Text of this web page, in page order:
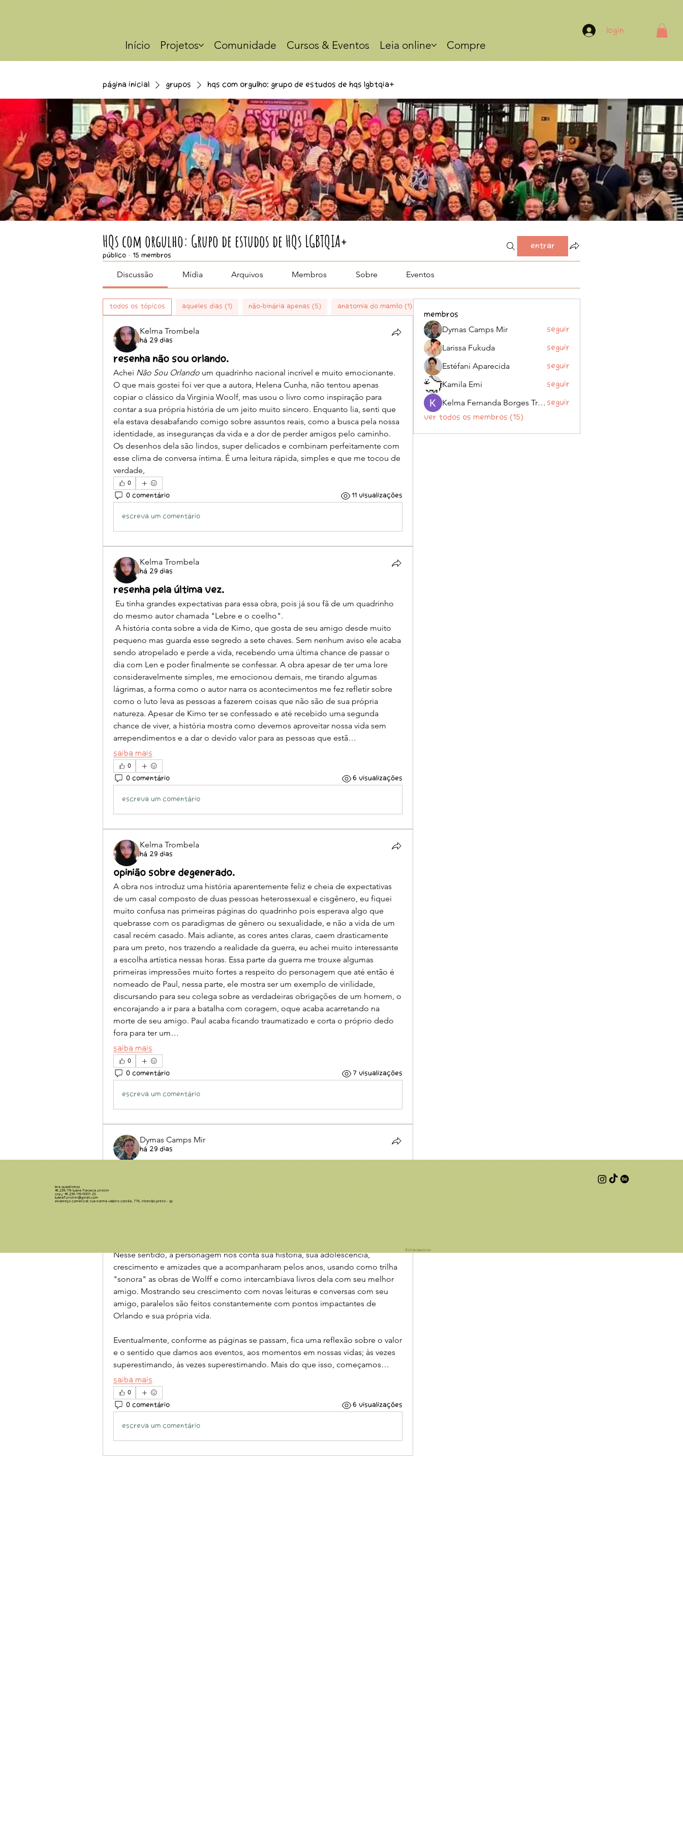
Início Projetos Comunidade Cursos & Eventos Leia online Compre
Login
Página Inicial Grupos HQs com orgulho: Grupo de estudos de HQs LGBTQIA+
HQs com orgulho: Grupo de estudos de HQs LGBTQIA+
Público · 15 membros
Entrar
Discussão Mídia Arquivos Membros Sobre Eventos
Todos os tópicos Aqueles Dias (1) Não-binária apenas (5) Anatomia do Mamilo (1)
Kelma Trombela
há 29 dias
Resenha Não sou Orlando.
Achei Não Sou Orlando um quadrinho nacional incrível e muito emocionante.
O que mais gostei foi ver que a autora, Helena Cunha, não tentou apenas
copiar o clássico da Virginia Woolf, mas usou o livro como inspiração para
contar a sua própria história de um jeito muito sincero. Enquanto lia, senti que
ela estava desabafando comigo sobre assuntos reais, como a busca pela nossa
identidade, as inseguranças da vida e a dor de perder amigos pelo caminho.
Os desenhos dela são lindos, super delicados e combinam perfeitamente com
esse clima de conversa íntima. É uma leitura rápida, simples e que me tocou de
verdade,
0
0 comentário 11 visualizações
Escreva um comentário
Kelma Trombela
há 29 dias
Resenha Pela Última vez.
do mesmo autor chamada "Lebre e o coelho".
pequeno mas guarda esse segredo a sete chaves. Sem nenhum aviso ele acaba
sendo atropelado e perde a vida, recebendo uma última chance de passar o
dia com Len e poder finalmente se confessar. A obra apesar de ter uma lore
consideravelmente simples, me emocionou demais, me tirando algumas
lágrimas, a forma como o autor narra os acontecimentos me fez refletir sobre
como o luto leva as pessoas a fazerem coisas que não são de sua própria
natureza. Apesar de Kimo ter se confessado e até recebido uma segunda
chance de viver, a história mostra como devemos aproveitar nossa vida sem
arrependimentos e a dar o devido valor para as pessoas que estã…
Saiba mais
0
0 comentário 6 visualizações
Escreva um comentário
Kelma Trombela
há 29 dias
Opinião sobre Degenerado.
A obra nos introduz uma história aparentemente feliz e cheia de expectativas
de um casal composto de duas pessoas heterossexual e cisgênero, eu fiquei
muito confusa nas primeiras páginas do quadrinho pois esperava algo que
quebrasse com os paradigmas de gênero ou sexualidade, e não a vida de um
casal recém casado. Mais adiante, as cores antes claras, caem drasticamente
para um preto, nos trazendo a realidade da guerra, eu achei muito interessante
a escolha artística nessas horas. Essa parte da guerra me trouxe algumas
primeiras impressões muito fortes a respeito do personagem que até então é
nomeado de Paul, nessa parte, ele mostra ser um exemplo de virilidade,
discursando para seu colega sobre as verdadeiras obrigações de um homem, o
encorajando a ir para a batalha com coragem, oque acaba acarretando na
morte de seu amigo. Paul acaba ficando traumatizado e corta o próprio dedo
fora para ter um…
Saiba mais
0
0 comentário 7 visualizações
Escreva um comentário
Dymas Camps Mir
há 29 dias
de Orlando, um livro escrito pela Virgínia Wolff, que, mais do que uma história,
Nesse sentido, a personagem nos conta sua história, sua adolescência,
crescimento e amizades que a acompanharam pelos anos, usando como trilha
"sonora" as obras de Wolff e como intercambiava livros dela com seu melhor
amigo. Mostrando seu crescimento com novas leituras e conversas com seu
amigo, paralelos são feitos constantemente com pontos impactantes de
Orlando e sua própria vida.
Eventualmente, conforme as páginas se passam, fica uma reflexão sobre o valor
e o sentido que damos aos eventos, aos momentos em nossas vidas; às vezes
superestimando, às vezes superestimando. Mais do que isso, começamos…
Saiba mais
0
0 comentário 6 visualizações
Escreva um comentário
membros
Dymas Camps Mir Seguir
Larissa Fukuda Seguir
Estéfani Aparecida Seguir
Kamila Emi Seguir
Kelma Fernanda Borges Trombela Seguir
Ver todos os membros (15)
Leia Quadrinhos
46.236.116 LUANA FONSECA CRISTINI
CNPJ: 46.236.116/0001-25
luanafcristini@gmail.com
Endereço comercial: Rua Norma Valério Corrêa, 776, Ribeirão Preto - SP
© 2025 por Luana Cristini